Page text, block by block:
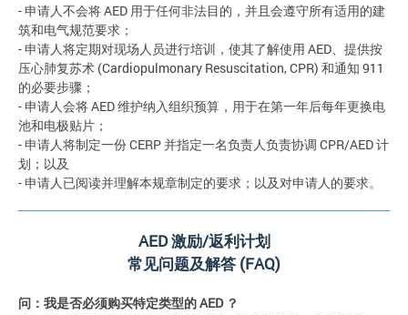
- 申请人不会将 AED 用于任何非法目的，并且会遵守所有适用的建
筑和电气规范要求；
- 申请人将定期对现场人员进行培训，使其了解使用 AED、提供按
压心肺复苏术 (Cardiopulmonary Resuscitation, CPR) 和通知 911
的必要步骤；
- 申请人会将 AED 维护纳入组织预算，用于在第一年后每年更换电
池和电极贴片；
- 申请人将制定一份 CERP 并指定一名负责人负责协调 CPR/AED 计
划；以及
- 申请人已阅读并理解本规章制定的要求；以及对申请人的要求。
AED激励/返利计划
常见问题及解答 (FAQ)
问：我是否必须购买特定类型的AED ？